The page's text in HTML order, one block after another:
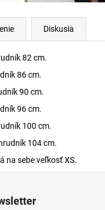
Diskusia
82 cm.
86 cm.
90 cm.
96 cm.
100 cm.
104 cm.
na sebe veľkosť XS.